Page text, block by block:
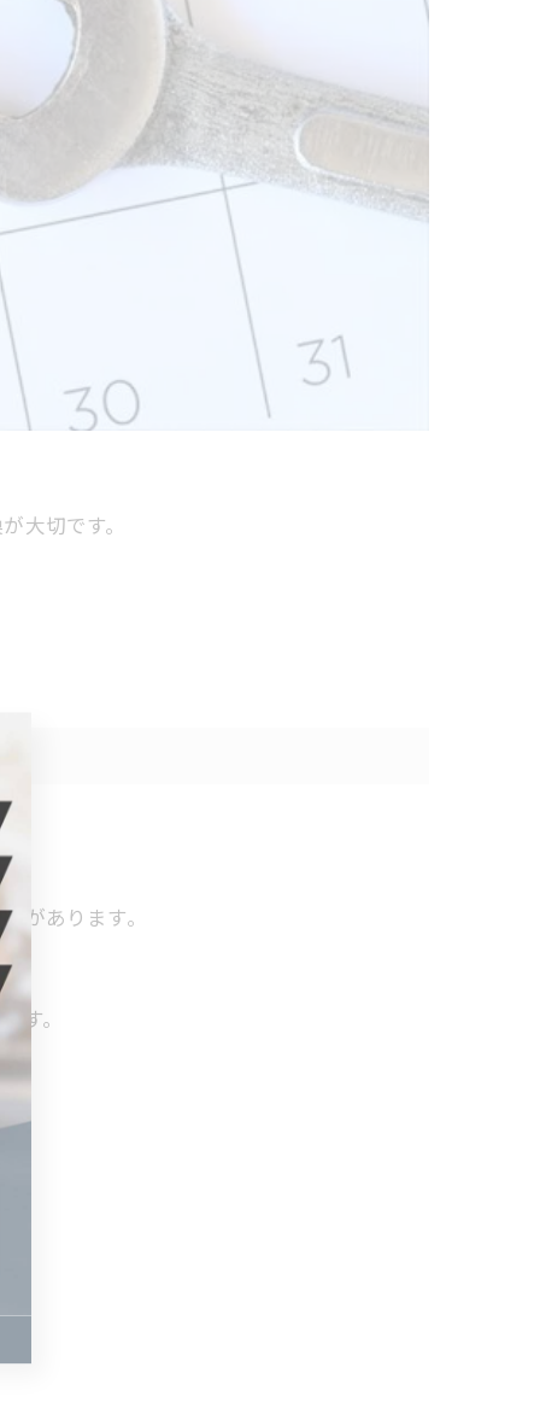
大切です。
があります。
す。